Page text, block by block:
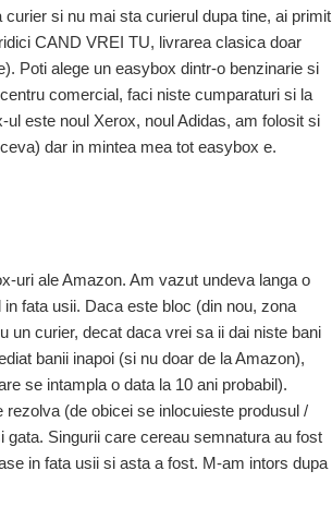
si nu mai sta curierul dupa tine, ai primit
CAND VREI TU, livrarea clasica doar
Poti alege un easybox dintr-o benzinarie si
comercial, faci niste cumparaturi si la
este noul Xerox, noul Adidas, am folosit si
dar in mintea mea tot easybox e.
uri ale Amazon. Am vazut undeva langa o
fata usii. Daca este bloc (din nou, zona
un curier, decat daca vrei sa ii dai niste bani
banii inapoi (si nu doar de la Amazon),
se intampla o data la 10 ani probabil).
(de obicei se inlocuieste produsul /
Singurii care cereau semnatura au fost
in fata usii si asta a fost. M-am intors dupa